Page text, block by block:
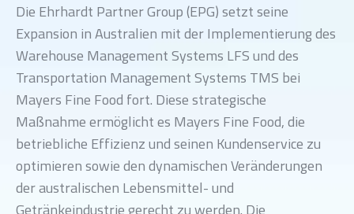
Die Ehrhardt Partner Group (EPG) setzt seine
Expansion in Australien mit der Implementierung des
Warehouse Management Systems LFS und des
Transportation Management Systems TMS bei
Mayers Fine Food fort. Diese strategische
Maßnahme ermöglicht es Mayers Fine Food, die
betriebliche Effizienz und seinen Kundenservice zu
optimieren sowie den dynamischen Veränderungen
der australischen Lebensmittel- und
Getränkeindustrie gerecht zu werden. Die